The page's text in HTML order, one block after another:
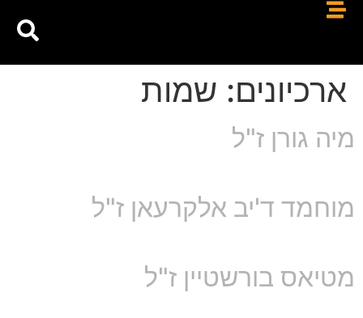
ארכיונים: שמות
מיה גורן ז"ל
מוחמד ד'יב אלקרעאן ז"ל
מטיאס בורשטיין ז"ל